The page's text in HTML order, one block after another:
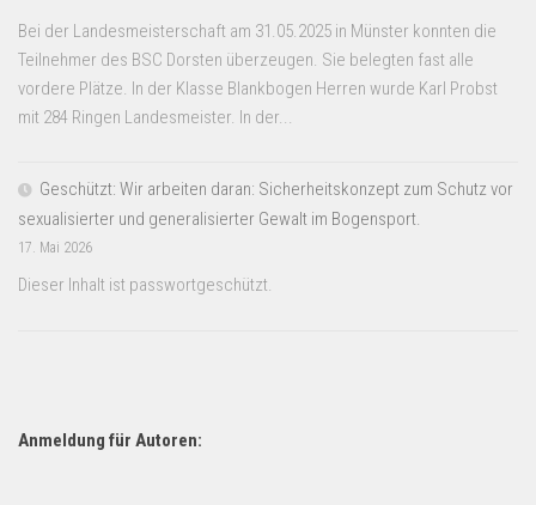
Bei der Landesmeisterschaft am 31.05.2025 in Münster konnten die
Teilnehmer des BSC Dorsten überzeugen. Sie belegten fast alle
vordere Plätze. In der Klasse Blankbogen Herren wurde Karl Probst
mit 284 Ringen Landesmeister. In der...
Geschützt: Wir arbeiten daran: Sicherheitskonzept zum Schutz vor
sexualisierter und generalisierter Gewalt im Bogensport.
17. Mai 2026
Dieser Inhalt ist passwortgeschützt.
Anmeldung für Autoren: